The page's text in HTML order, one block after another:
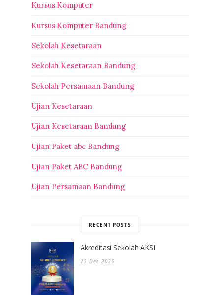
Kursus Komputer
Kursus Komputer Bandung
Sekolah Kesetaraan
Sekolah Kesetaraan Bandung
Sekolah Persamaan Bandung
Ujian Kesetaraan
Ujian Kesetaraan Bandung
Ujian Paket abc Bandung
Ujian Paket ABC Bandung
Ujian Persamaan Bandung
RECENT POSTS
Akreditasi Sekolah AKSI
23 Dec 2025